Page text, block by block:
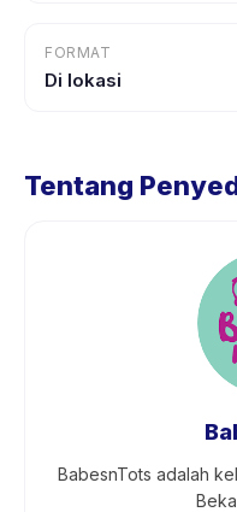
FORMAT
Di lokasi
Tentang
BabesnTots adalah